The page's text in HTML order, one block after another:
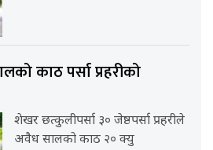
काठ पर्सा प्रहरीको
शेखर छत्कुलीपर्सा ३० जेष्ठपर्सा प्रहरीले
अवैध सालको काठ २० क्यु